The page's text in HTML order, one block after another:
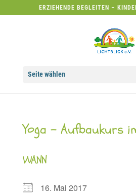
ERZIEHENDE BEGLEITEN –
Seite wählen
Yoga – Aufbaukurs
WANN
16. Mai 2017